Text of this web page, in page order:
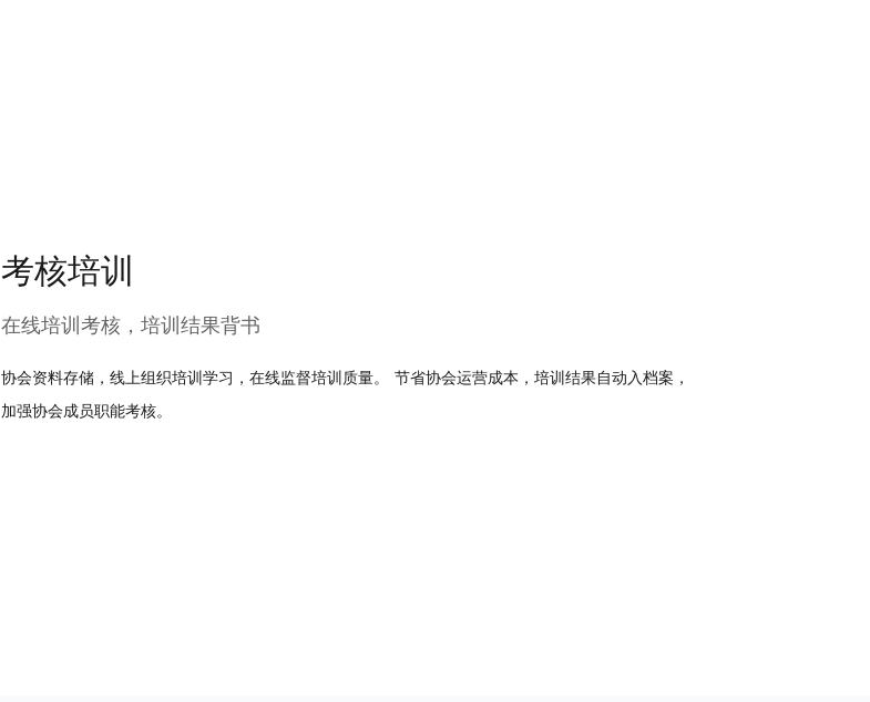
考核培训
在线培训考核，培训结果背书
协会资料存储，线上组织培训学习，在线监督培训质量。 节省协会运营成本，培训结果自动入档案，
加强协会成员职能考核。